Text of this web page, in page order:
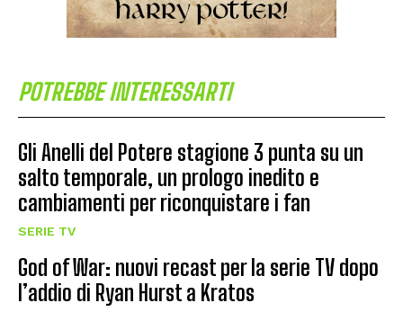
POTREBBE INTERESSARTI
Gli Anelli del Potere stagione 3 punta su un
salto temporale, un prologo inedito e
cambiamenti per riconquistare i fan
SERIE TV
God of War: nuovi recast per la serie TV dopo
l’addio di Ryan Hurst a Kratos